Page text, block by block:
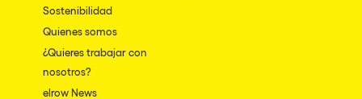
Sostenibilidad
Quienes somos
¿Quieres trabajar con
nosotros?
elrow News